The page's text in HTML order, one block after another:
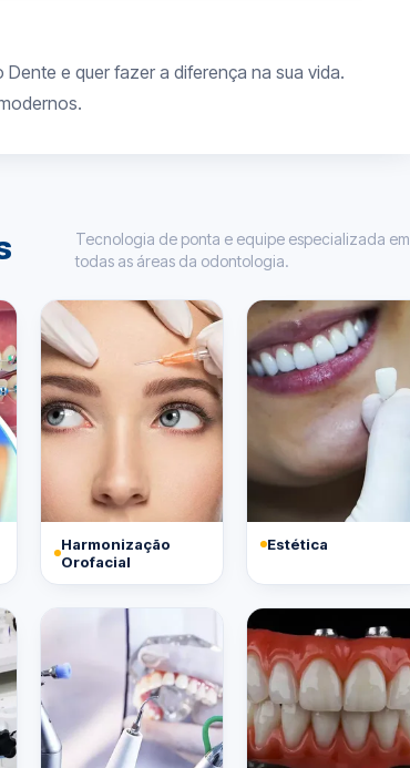
e quer fazer a diferença na sua vida.
Tecnologia de ponta e equipe especializada em
todas as áreas da odontologia.
Harmonização
Orofacial
Estética